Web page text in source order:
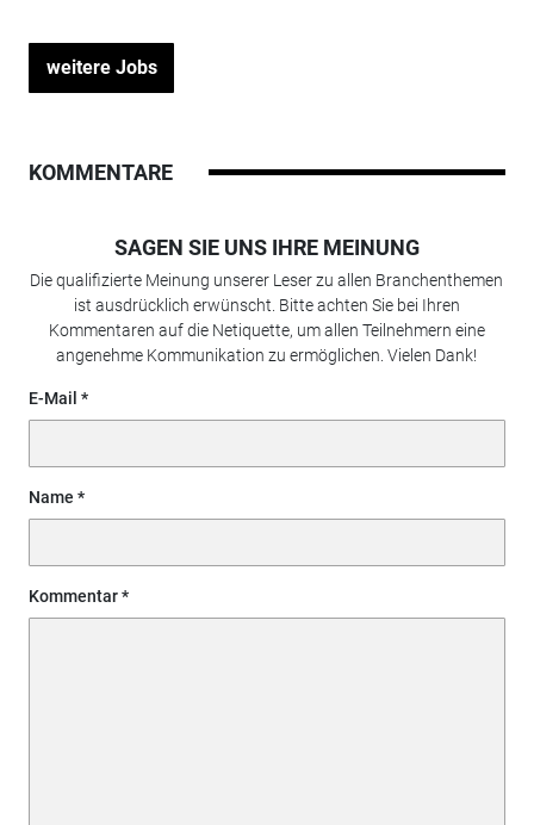
weitere Jobs
KOMMENTARE
SAGEN SIE UNS IHRE MEINUNG
Die qualifizierte Meinung unserer Leser zu allen Branchenthemen
ist ausdrücklich erwünscht. Bitte achten Sie bei Ihren
Kommentaren auf die Netiquette, um allen Teilnehmern eine
angenehme Kommunikation zu ermöglichen. Vielen Dank!
E-Mail
Name
Kommentar